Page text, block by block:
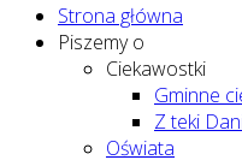
Strona główna
Piszemy o
Ciekawostki
Gminne
Z teki
Oświata